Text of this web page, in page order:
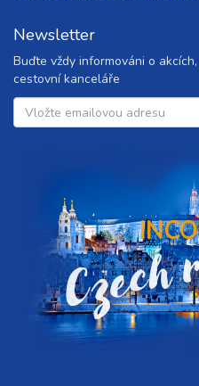
Newsletter
Buďte vždy informováni o
cestovní kanceláře